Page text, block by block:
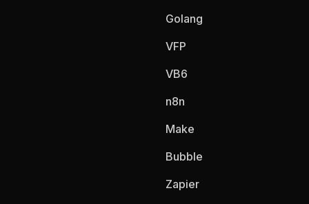
Golang
VFP
VB6
n8n
Make
Bubble
Zapier